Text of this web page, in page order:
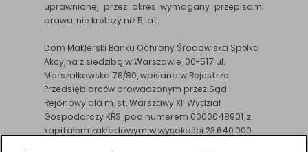
uprawnionej przez okres wymagany przepisami
prawa, nie krótszy niż 5 lat.
Dom Maklerski Banku Ochrony Środowiska Spółka
Akcyjna z siedzibą w Warszawie, 00-517 ul.
Marszałkowska 78/80, wpisana w Rejestrze
Przedsiębiorców prowadzonym przez Sąd
Rejonowy dla m. st. Warszawy XII Wydział
Gospodarczy KRS, pod numerem 0000048901, z
kapitałem zakładowym w wysokości 23.640.000